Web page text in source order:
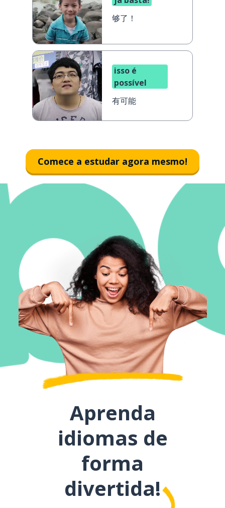
够了！
isso é
possível
有可能
Comece a estudar agora mesmo!
Aprenda
idiomas de
forma
divertida!